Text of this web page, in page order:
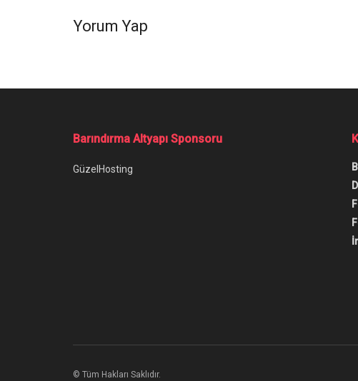
Yorum Yap
Ana Sayfa/Instagram Hikayeye Müzik Ekleme Nasıl Yapılır?
Instagram
Instagram hikayeye müzik ekleme işleminin